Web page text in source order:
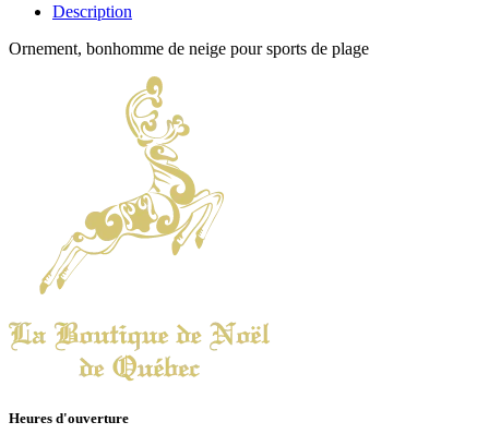
Description
Ornement, bonhomme de neige pour sports de plage
Heures d'ouverture